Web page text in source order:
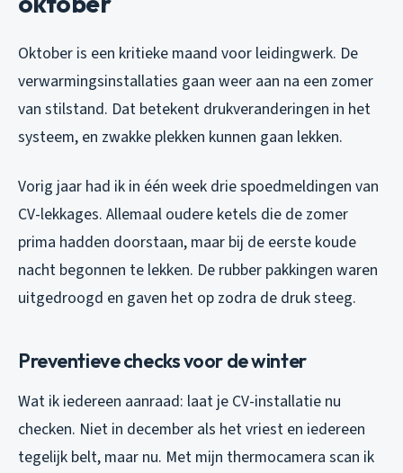
Oktober is een kritieke maand voor leidingwerk. De
verwarmingsinstallaties gaan weer aan na een zomer
van stilstand. Dat betekent drukveranderingen in het
systeem, en zwakke plekken kunnen gaan lekken.
Vorig jaar had ik in één week drie spoedmeldingen van
CV-lekkages. Allemaal oudere ketels die de zomer
prima hadden doorstaan, maar bij de eerste koude
nacht begonnen te lekken. De rubber pakkingen waren
uitgedroogd en gaven het op zodra de druk steeg.
Preventieve checks voor de winter
Wat ik iedereen aanraad: laat je CV-installatie nu
checken. Niet in december als het vriest en iedereen
tegelijk belt, maar nu. Met mijn thermocamera scan ik